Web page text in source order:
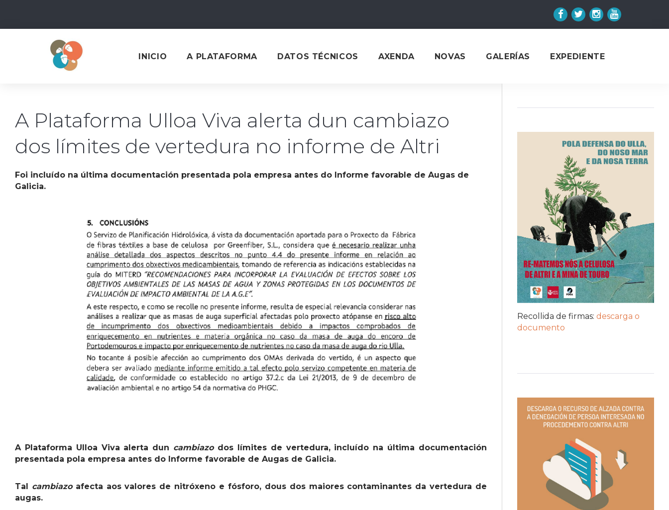
content
Facebook
TwitterInstagram
YouTube
INICIO A PLATAFORMA DATOS TÉCNICOS AXENDA NOVAS GALERÍAS EXPEDIENTE
A Plataforma Ulloa Viva alerta dun cambiazo
dos límites de vertedura no informe de Altri
Foi incluído na última documentación presentada pola empresa antes do Informe favorable de Augas de
Galicia.
A Plataforma Ulloa Viva alerta dun cambiazodos límites de vertedura, incluído na última documentación
presentada pola empresa antes do Informe favorable de Augas de Galicia.
Tal cambiazoafecta aos valores de nitróxeno e fósforo, dous dos maiores contaminantes da vertedura de
augas.
Recollida de firmas: descarga o
documento